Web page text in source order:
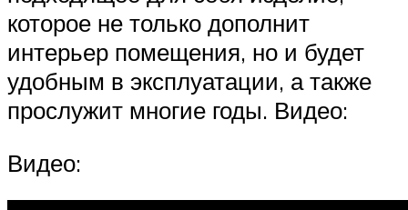
которое не только дополнит
интерьер помещения, но и будет
удобным в эксплуатации, а также
прослужит многие годы. Видео:
Видео: